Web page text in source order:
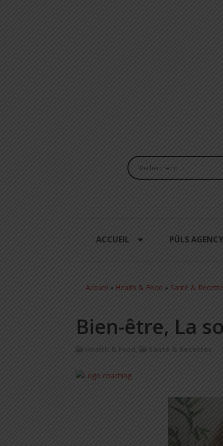
ACCUEIL PÜLS AGENCY
Accueil » Health & Food » Santé &
Bien-être, La
Health & Food Santé & Recettes